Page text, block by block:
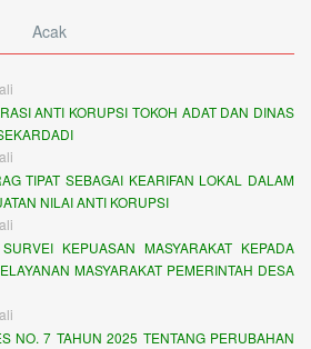
Acak
ANTI KORUPSI TOKOH ADAT DAN DINAS
TIPAT SEBAGAI KEARIFAN LOKAL DALAM
NILAI ANTI KORUPSI
KEPUASAN MASYARAKAT KEPADA
MASYARAKAT PEMERINTAH DESA
NO. 7 TAHUN 2025 TENTANG PERUBAHAN